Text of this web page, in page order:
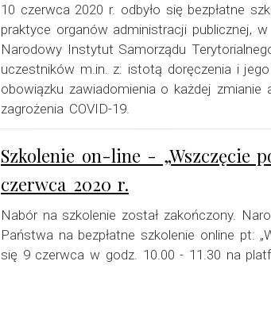
10 czerwca 2020 r. odbyło się bezpłatne
praktyce organów administracji publicznej,
Narodowy Instytut Samorządu
uczestników m.in. z: istotą doręczenia i
obowiązku zawiadomienia o każdej
zagrożenia COVID-19.
Szkolenie on-line - „Wszczęcie
czerwca 2020 r.
Nabór na szkolenie został zakończony.
Państwa na bezpłatne szkolenie online pt:
się 9 czerwca w godz. 10.00 - 11.30 na